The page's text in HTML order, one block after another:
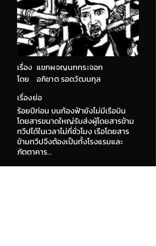
เรื่อง แขกผจญนกกระจอก
อภิชาต รอดวัฒนกุล
โดย
เรื่องย่อ
ร้อยปีก่อน บนท้องฟ้ายังไม่มีเรือบิน
โดยสารขนาดใหญ่รับส่งผู้โดยสารข้าม
ทวีปได้ในเวลาไม่กี่ชั่วโมง เรือโดยสาร
ข้ามทวีปจึงต้องเป็นทั้งโรงแรมและ
ภัตตาคาร...